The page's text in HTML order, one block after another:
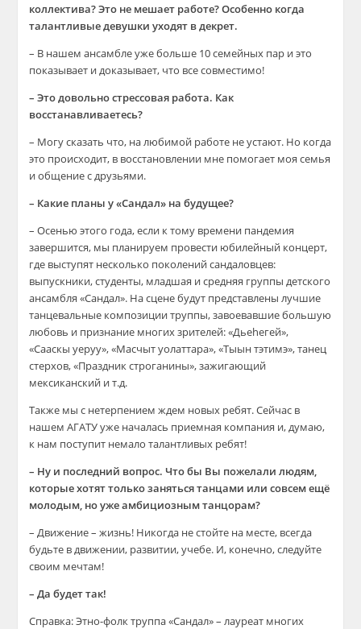
коллектива? Это не мешает работе? Особенно когда
талантливые девушки уходят в декрет.
– В нашем ансамбле уже больше 10 семейных пар и это
показывает и доказывает, что все совместимо!
– Это довольно стрессовая работа. Как
восстанавливаетесь?
– Могу сказать что, на любимой работе не устают. Но когда
это происходит, в восстановлении мне помогает моя семья
и общение с друзьями.
– Какие планы у «Сандал» на будущее?
– Осенью этого года, если к тому времени пандемия
завершится, мы планируем провести юбилейный концерт,
где выступят несколько поколений сандаловцев:
выпускники, студенты, младшая и средняя группы детского
ансамбля «Сандал». На сцене будут представлены лучшие
танцевальные композиции труппы, завоевавшие большую
любовь и признание многих зрителей: «Дьеhегей»,
«Сааскы уеруу», «Масчыт уолаттара», «Тыын тэтимэ», танец
стерхов, «Праздник строганины», зажигающий
мексиканский и т.д.
Также мы с нетерпением ждем новых ребят. Сейчас в
нашем АГАТУ уже началась приемная компания и, думаю,
к нам поступит немало талантливых ребят!
– Ну и последний вопрос. Что бы Вы пожелали людям,
которые хотят только заняться танцами или совсем ещё
молодым, но уже амбициозным танцорам?
– Движение – жизнь! Никогда не стойте на месте, всегда
будьте в движении, развитии, учебе. И, конечно, следуйте
своим мечтам!
– Да будет так!
Справка: Этно-фолк труппа «Сандал» – лауреат многих